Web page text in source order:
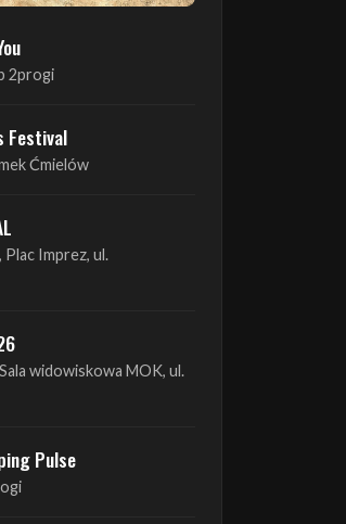
Ćmielów
Imprez, ul.
widowiskowa MOK, ul.
Pulse
Tales Quartet
Rybnickiej